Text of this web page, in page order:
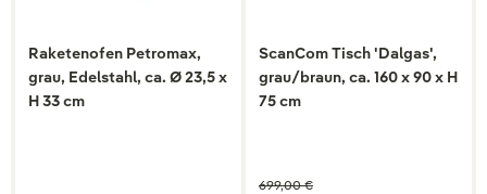
Raketenofen Petromax,
grau, Edelstahl, ca. Ø 23,5 x
H 33 cm
ScanCom Tisch 'Dalgas',
grau/braun, ca. 160 x 90 x H
75 cm
699,00 €